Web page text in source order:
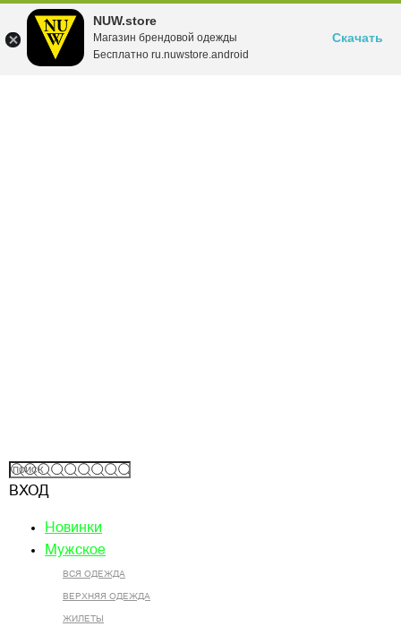
NUW.store
Магазин брендовой одежды
Бесплатно ru.nuwstore.android
Скачать
ВХОД
Новинки
Мужское
ВСЯ ОДЕЖДА
ВЕРХНЯЯ ОДЕЖДА
ЖИЛЕТЫ